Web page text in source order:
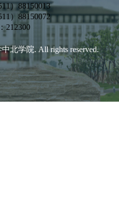
）88150013
）88150072
212300
北学院. All rights reserved.